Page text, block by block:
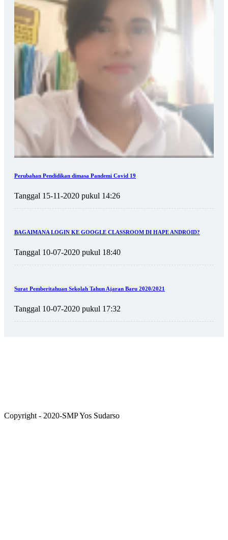
Perubahan Pendidikan dimasa Pandemi Covid 19
Tanggal 15-11-2020 pukul 14:26
BAGAIMANA LOGIN KE GOOGLE CLASSROOM DI HAPE ANDROID?
Tanggal 10-07-2020 pukul 18:40
Surat Pemberitahuan Sekolah Tahun Ajaran Baru 2020/2021
Tanggal 10-07-2020 pukul 17:32
Copyright - 2020-SMP Yos Sudarso